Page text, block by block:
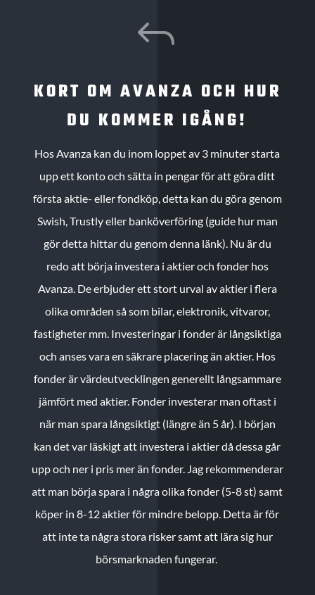
J
KORT OM AVANZA OCH HUR
DU KOMMER IGÅNG!
Hos Avanza kan du inom loppet av 3 minuter starta
upp ett konto och sätta in pengar för att göra ditt
första aktie- eller fondköp, detta kan du göra genom
Swish, Trustly eller banköverföring (guide hur man
gör detta hittar du genom denna länk). Nu är du
redo att börja investera i aktier och fonder hos
Avanza. De erbjuder ett stort urval av aktier i flera
olika områden så som bilar, elektronik, vitvaror,
fastigheter mm. Investeringar i fonder är långsiktiga
och anses vara en säkrare placering än aktier. Hos
fonder är värdeutvecklingen generellt långsammare
jämfört med aktier. Fonder investerar man oftast i
när man spara långsiktigt (längre än 5 år). I början
kan det var läskigt att investera i aktier då dessa går
upp och ner i pris mer än fonder. Jag rekommenderar
att man börja spara i några olika fonder (5-8 st) samt
köper in 8-12 aktier för mindre belopp. Detta är för
att inte ta några stora risker samt att lära sig hur
börsmarknaden fungerar.